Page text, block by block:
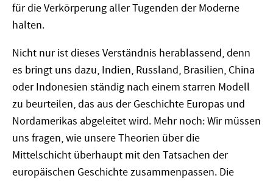
für die Verkörperung aller Tugenden der Moderne
halten.
Nicht nur ist dieses Verständnis herablassend, denn
es bringt uns dazu, Indien, Russland, Brasilien, China
oder Indonesien ständig nach einem starren Modell
zu beurteilen, das aus der Geschichte Europas und
Nordamerikas abgeleitet wird. Mehr noch: Wir müssen
uns fragen, wie unsere Theorien über die
Mittelschicht überhaupt mit den Tatsachen der
europäischen Geschichte zusammenpassen. Die